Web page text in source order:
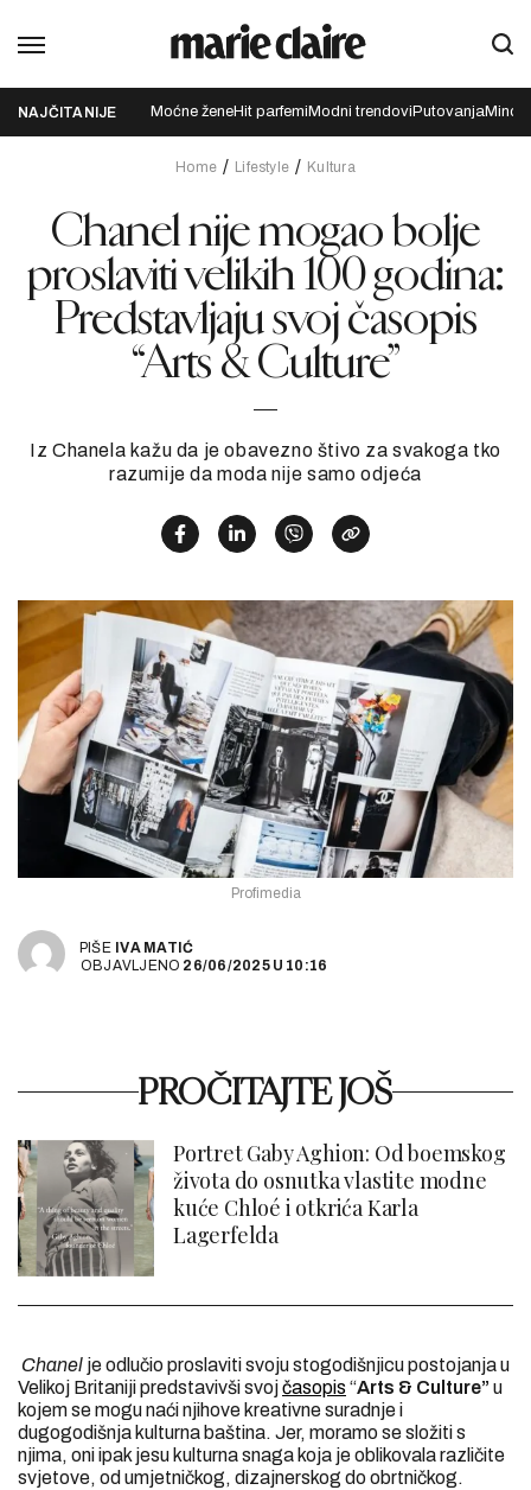
NAJČITANIJE Moćne ženeHit parfemi Modni trendovi Putovanja
Home Lifestyle Kultura
Chanel nije mogao bolje
proslaviti velikih 100 godina:
Predstavljaju svoj časopis
“Arts & Culture”
Iz Chanela kažu da je obavezno štivo za svakoga tko
razumije da moda nije samo odjeća
Profimedia
PIŠE IVA MATIĆ
OBJAVLJENO 26/06/2025 U 10:16
PROČITAJTE JOŠ
Portret Gaby Aghion: Od boemskog
života do osnutka vlastite modne
kuće Chloé i otkrića Karla
Lagerfelda
Chanel je odlučio proslaviti svoju stogodišnjicu postojanja u
Velikoj Britaniji predstavivši svojčasopis “Arts & Culture” u
kojem se mogu naći njihove kreativne suradnje i
dugogodišnja kulturna baština. Jer, moramo se složiti s
njima, oni ipak jesu kulturna snaga koja je oblikovala različite
svjetove, od umjetničkog, dizajnerskog do obrtničkog.